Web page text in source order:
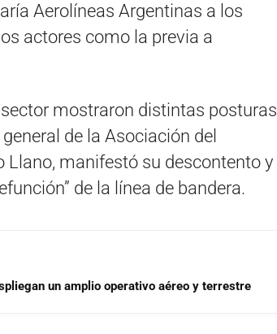
Aerolíneas Argentinas a los
actores como la previa a
mostraron distintas posturas
de la Asociación del
Llano, manifestó su descontento y
de la línea de bandera.
un amplio operativo aéreo y terrestre